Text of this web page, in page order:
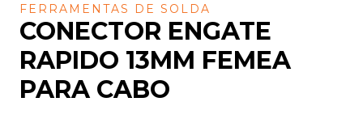
FERRAMENTAS DE SOLDA
CONECTOR ENGATE
RAPIDO 13MM FEMEA
PARA CABO